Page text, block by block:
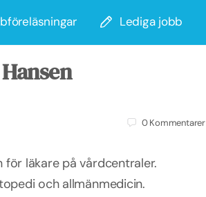
Lediga jobb
0Kommentarer
läkare på vårdcentraler.
och allmänmedicin.